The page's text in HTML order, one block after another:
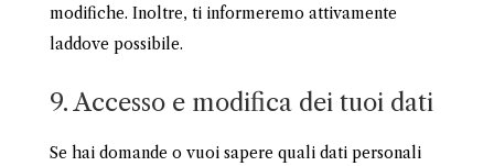
modifiche. Inoltre, ti informeremo attivamente
laddove possibile.
9. Accesso e modifica dei tuoi dati
Se hai domande o vuoi sapere quali dati personali